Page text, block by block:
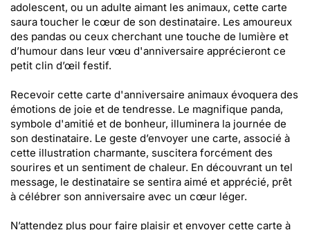
adolescent, ou un adulte aimant les animaux, cette carte
saura toucher le cœur de son destinataire. Les amoureux
des pandas ou ceux cherchant une touche de lumière et
d’humour dans leur vœu d'anniversaire apprécieront ce
petit clin d’œil festif.
Recevoir cette carte d'anniversaire animaux évoquera des
émotions de joie et de tendresse. Le magnifique panda,
symbole d'amitié et de bonheur, illuminera la journée de
son destinataire. Le geste d’envoyer une carte, associé à
cette illustration charmante, suscitera forcément des
sourires et un sentiment de chaleur. En découvrant un tel
message, le destinataire se sentira aimé et apprécié, prêt
à célébrer son anniversaire avec un cœur léger.
N’attendez plus pour faire plaisir et envoyer cette carte à